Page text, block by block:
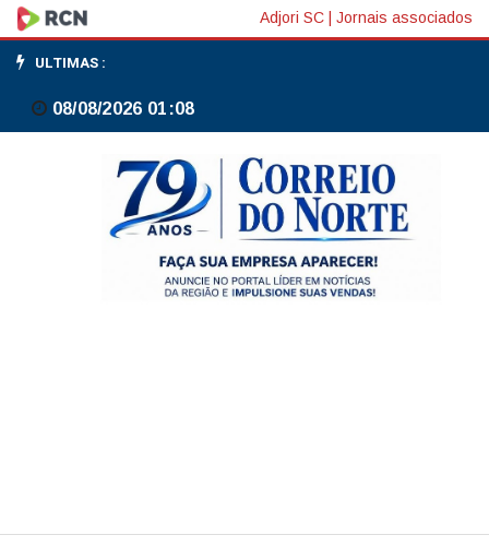
Microsoft
corta
4.800
empregos,
incluindo
trabalhadores
Adjori SC Jornais associados
ULTIMAS :
08/08/2026 01:08